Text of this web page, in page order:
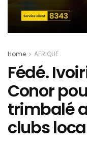
Home AFRIQUE
Fédé.
Conor
trimbalé
clubs